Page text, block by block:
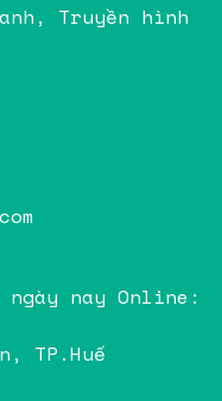
Truyền hình
ngày nay Online:
TP.Huế